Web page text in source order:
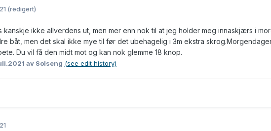
(redigert)
kanskje ikke allverdens ut, men mer enn nok til at jeg holder meg innaskjærs i
båt, men det skal ikke mye til før det ubehagelig i 3m ekstra
Du vil få den midt mot og kan nok glemme 18 knop.
av Solseng (see edit history)